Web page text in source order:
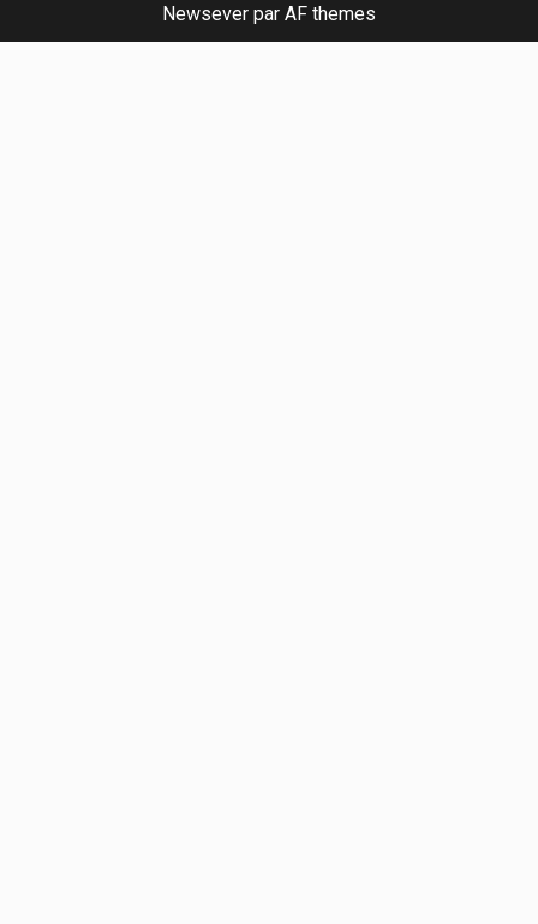
Newsever par AF themes